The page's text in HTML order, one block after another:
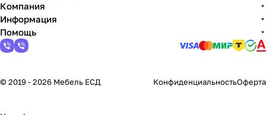
Компания
Информация
Помощь
© 2019 - 2026 Мебель ЕСД КонфиденциальностьОферта